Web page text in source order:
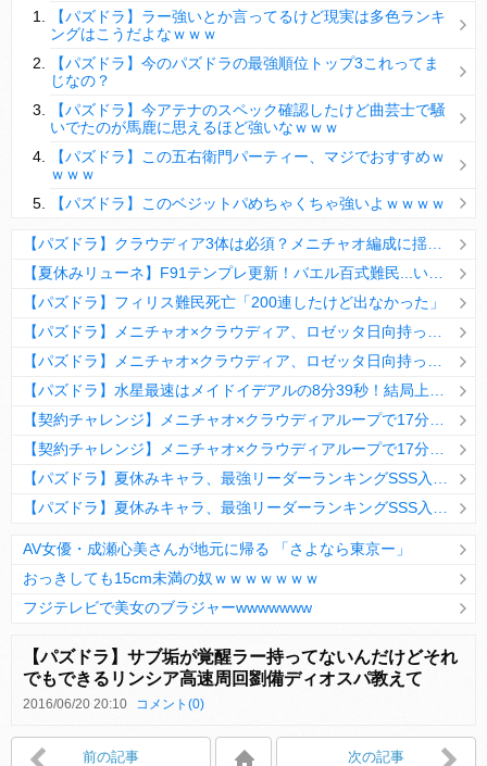
ＤｅＮＡ山崎憲晴 左膝靭帯の手術を無事に終了
Powered by livedoor 相互RSS
【パズドラ】ラー強いとか言ってるけど現実は多色ランキ
ングはこうだよなｗｗｗ
【パズドラ】今のパズドラの最強順位トップ3これってま
じなの？
【パズドラ】今アテナのスペック確認したけど曲芸士で騒
いでたのが馬鹿に思えるほど強いなｗｗｗ
【パズドラ】この五右衛門パーティー、マジでおすすめｗ
ｗｗｗ
【パズドラ】このベジットパめちゃくちゃ強いよｗｗｗｗ
【パズドラ】フィリス難民死亡「200連したけど出なかった」
Powered by livedoor 相互RSS
AV女優・成瀬心美さんが地元に帰る 「さよなら東京ー」
おっきしても15cm未満の奴ｗｗｗｗｗｗｗ
フジテレビで美女のブラジャーwwwwwww
【パズドラ】サブ垢が覚醒ラー持ってないんだけどそれ
でもできるリンシア高速周回劉備ディオスパ教えて
2016/06/20 20:10 コメント(0)
前の記事 次の記事